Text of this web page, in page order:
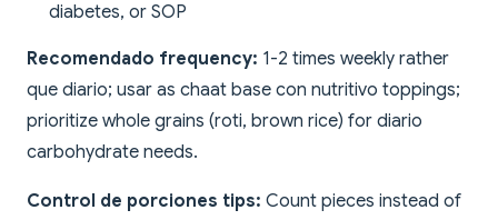
diabetes, or SOP
Recomendado frequency: 1-2 times weekly rather
que diario; usar as chaat base con nutritivo toppings;
prioritize whole grains (roti, brown rice) for diario
carbohydrate needs.
Control de porciones tips: Count pieces instead of